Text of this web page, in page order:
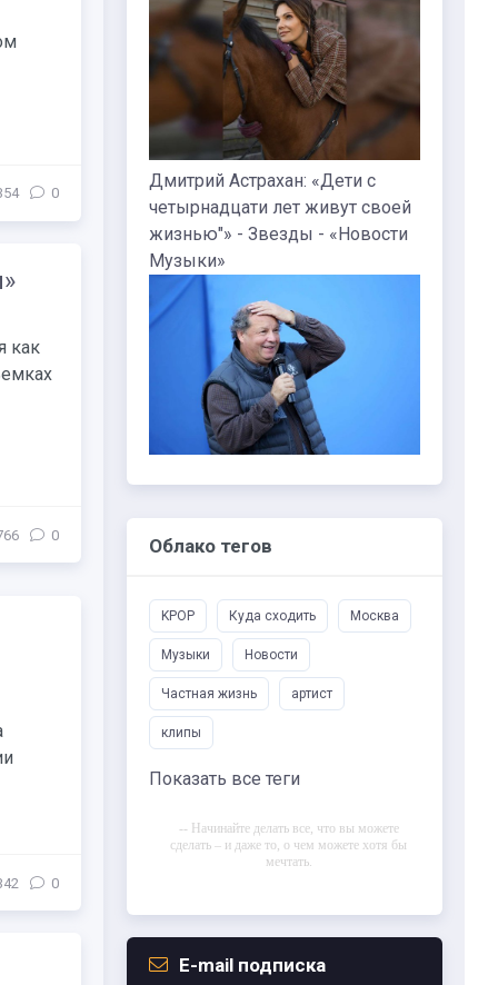
нас и все так же будет популярна»
0
как
0
0
Дмитрий Астрахан: «Дети с
четырнадцати лет живут своей
жизнью"» - Звезды - «Новости
Музыки»
Облако тегов
KPOP Куда сходить Москва
Музыки Новости
Частная жизнь артист
клипы
Показать все теги
-- Начинайте делать все, что вы можете
сделать – и даже то, о чем можете хотя бы
мечтать.
всего. И мыслями можно управлять. И
-- Идите уверенно по направлению к мечте.
E-mail подписка